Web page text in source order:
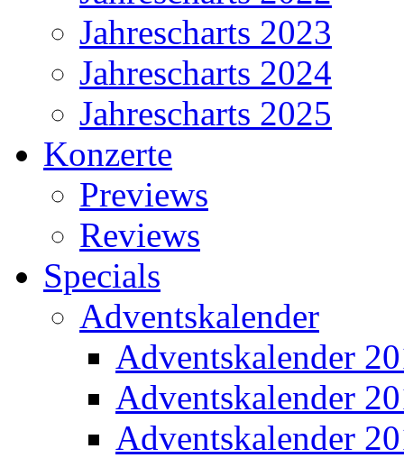
Jahrescharts 2023
Jahrescharts 2024
Jahrescharts 2025
Konzerte
Previews
Reviews
Specials
Adventskalender
Adventskalender
Adventskalender
Adventskalender